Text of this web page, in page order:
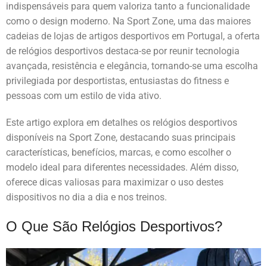
indispensáveis para quem valoriza tanto a funcionalidade
como o design moderno. Na Sport Zone, uma das maiores
cadeias de lojas de artigos desportivos em Portugal, a oferta
de relógios desportivos destaca-se por reunir tecnologia
avançada, resistência e elegância, tornando-se uma escolha
privilegiada por desportistas, entusiastas do fitness e
pessoas com um estilo de vida ativo.
Este artigo explora em detalhes os relógios desportivos
disponíveis na Sport Zone, destacando suas principais
características, benefícios, marcas, e como escolher o
modelo ideal para diferentes necessidades. Além disso,
oferece dicas valiosas para maximizar o uso destes
dispositivos no dia a dia e nos treinos.
O Que São Relógios Desportivos?